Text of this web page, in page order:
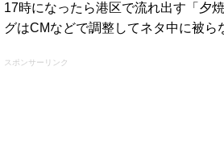
17時になったら港区で流れ出す「夕
グはCMなどで調整してネタ中に被ら
スポンサーリンク